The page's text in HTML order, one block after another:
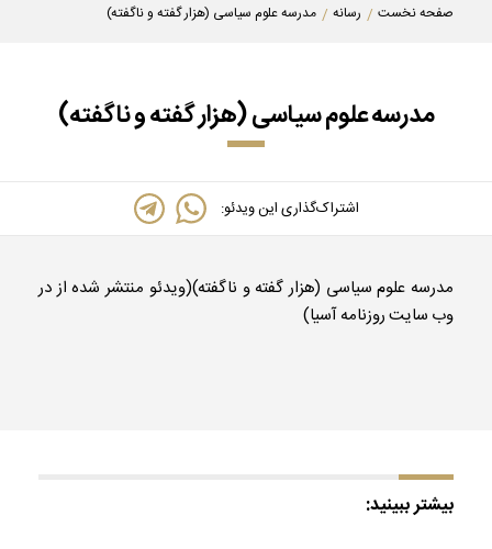
صفحه نخست رسانه مدرسه علوم سیاسی (هزار گفته و ناگفته)
مدرسه علوم سیاسی (هزار گفته و ناگفته)
اشتراک‌گذاری این ویدئو:
مدرسه علوم سیاسی (هزار گفته و ناگفته)(ویدئو منتشر شده از در
وب سایت روزنامه آسیا)
بیشتر ببینید: